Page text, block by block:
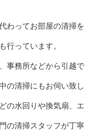
わってお部屋の清掃を
行っています。
事務所などから引越で
の清掃にもお伺い致し
の水回りや換気扇、エ
の清掃スタッフが丁寧